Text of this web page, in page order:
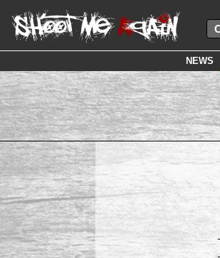
NEWS